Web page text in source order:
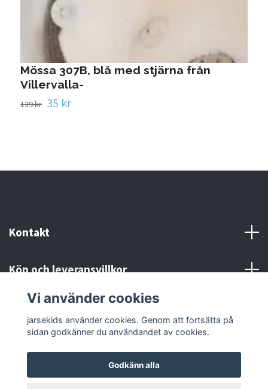
Mössa 307B, blå med stjärna från
Villervalla-
139 kr 35 kr
Kontakt
Köp och leveransvillkor
Sociala medier
Vi använder cookies
jarsekids använder cookies. Genom att fortsätta på
sidan godkänner du användandet av cookies.
Godkänn alla